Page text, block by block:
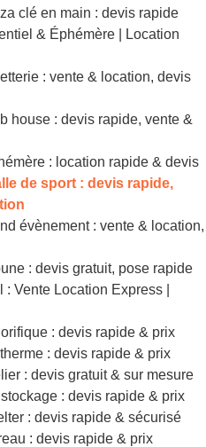
clé en main : devis rapide
& Éphémère | Location
: vente & location, devis
house : devis rapide, vente &
: location rapide & devis
de sport : devis rapide,
évènement : vente & location,
: devis gratuit, pose rapide
Vente Location Express |
: devis rapide & prix
: devis rapide & prix
: devis gratuit & sur mesure
: devis rapide & prix
: devis rapide & sécurisé
: devis rapide & prix